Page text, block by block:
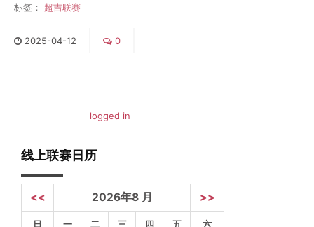
标签： 超吉联赛
2025-04-12 0
logged in
线上联赛日历
<< 2026年8 月 >>
日 一 二 三 四 五 六